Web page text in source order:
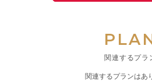
関連するプラ
関連するプランはあ